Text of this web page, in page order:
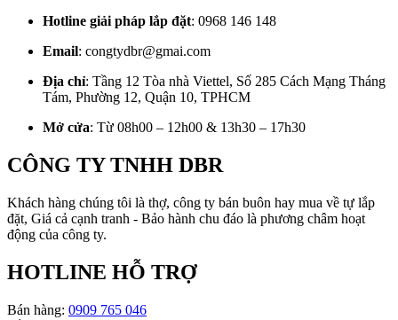
Hotline giải pháp lắp đặt: 0968 146 148
Email: congtydbr@gmai.com
Địa chỉ: Tầng 12 Tòa nhà Viettel, Số 285 Cách Mạng Tháng
Tám, Phường 12, Quận 10, TPHCM
Mở cửa: Từ 08h00 – 12h00 & 13h30 – 17h30
CÔNG TY TNHH DBR
Khách hàng chúng tôi là thợ, công ty bán buôn hay mua về tự lắp
đặt, Giá cả cạnh tranh - Bảo hành chu đáo là phương châm hoạt
động của công ty.
HOTLINE HỖ TRỢ
Bán hàng: 0909 765 046